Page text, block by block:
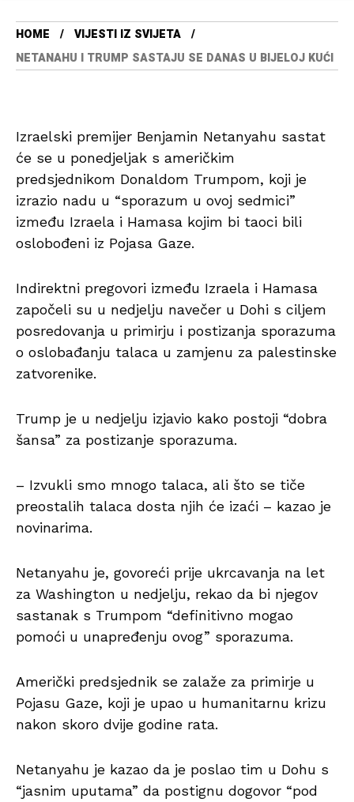
HOME
VIJESTI IZ SVIJETA
NETANAHU I TRUMP SASTAJU SE DANAS U BIJELOJ KUĆI
Izraelski premijer Benjamin Netanyahu sastat
će se u ponedjeljak s američkim
predsjednikom Donaldom Trumpom, koji je
izrazio nadu u “sporazum u ovoj sedmici”
između Izraela i Hamasa kojim bi taoci bili
oslobođeni iz Pojasa Gaze.
Indirektni pregovori između Izraela i Hamasa
započeli su u nedjelju navečer u Dohi s ciljem
posredovanja u primirju i postizanja sporazuma
o oslobađanju talaca u zamjenu za palestinske
zatvorenike.
Trump je u nedjelju izjavio kako postoji “dobra
šansa” za postizanje sporazuma.
– Izvukli smo mnogo talaca, ali što se tiče
preostalih talaca dosta njih će izaći – kazao je
novinarima.
Netanyahu je, govoreći prije ukrcavanja na let
za Washington u nedjelju, rekao da bi njegov
sastanak s Trumpom “definitivno mogao
pomoći u unapređenju ovog” sporazuma.
Američki predsjednik se zalaže za primirje u
Pojasu Gaze, koji je upao u humanitarnu krizu
nakon skoro dvije godine rata.
Netanyahu je kazao da je poslao tim u Dohu s
“jasnim uputama” da postignu dogovor “pod